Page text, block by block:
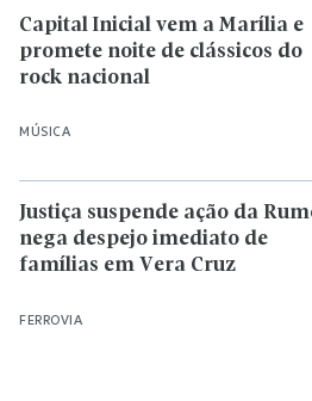
MÚSICA
Capital Inicial vem a Marília e
promete noite de clássicos do
rock nacional
FERROVIA
Justiça suspende ação da
nega despejo imediato de
famílias em Vera Cruz